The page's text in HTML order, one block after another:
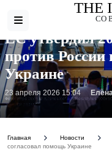
THE
СО
Фото: https://cdn.iz.ru/sites/default/files/styles/
itok=uOFS62MZ
ЕС утвердил
против России
Украине
23 апреля 2026 15:04
Главная Новости
согласовал помощь Украине